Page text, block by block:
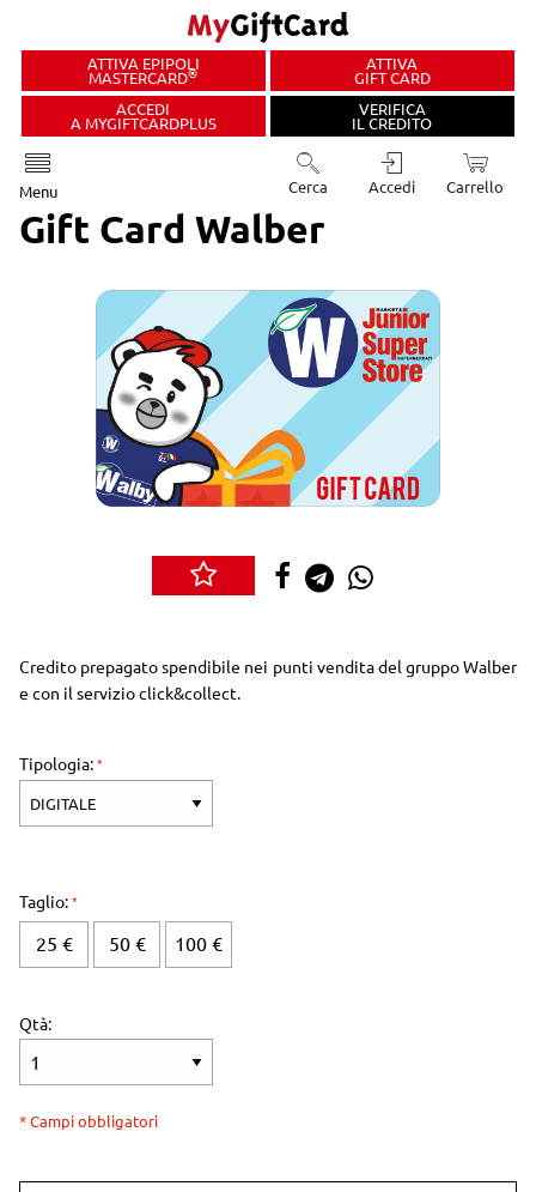
ATTIVA EPIPOLI
MASTERCARD® ATTIVA
GIFT CARD
ACCEDI
A MYGIFTCARDPLUS
VERIFICA
IL CREDITO
Menu Cerca Accedi Carrello
Gift Card Walber
Credito prepagato spendibile nei punti vendita del gruppo Walber
e con il servizio click&collect.
Tipologia:
Taglio:
25 € 50 € 100 €
Qtà:
* Campi obbligatori